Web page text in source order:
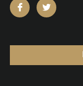
facebooktwitter